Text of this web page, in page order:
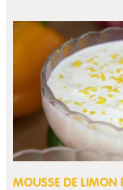
MOUSSE DE LIMON